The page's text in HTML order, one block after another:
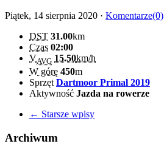
Piątek, 14 sierpnia 2020 · Komentarze(0)
DST 31.00km
Czas 02:00
VAVG 15.50km/h
W górę 450m
Sprzęt Dartmoor Primal 2019
Aktywność Jazda na rowerze
← Starsze wpisy
Archiwum